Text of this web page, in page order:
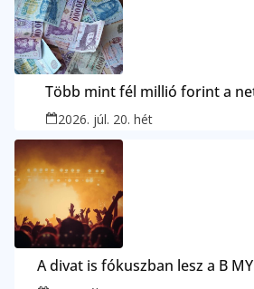
Több mint fél millió forint a
2026. júl. 20. hét
A divat is fókuszban lesz a B